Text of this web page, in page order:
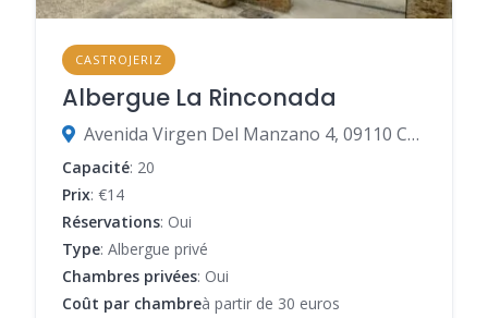
CASTROJERIZ
Albergue La Rinconada
Avenida Virgen Del Manzano 4, 09110 Castrojeriz, Burgos, Espagne
Capacité: 20
Prix: €14
Réservations: Oui
Type: Albergue privé
Chambres privées: Oui
Coût par chambreà partir de 30 euros